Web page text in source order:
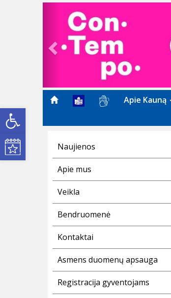
Open toolbar
Kultūros renginiai
Previous
Apie Kauną
Naujienos
Apie mus
Veikla
Bendruomenė
Kontaktai
Asmens duomenų apsauga
Registracija gyventojams